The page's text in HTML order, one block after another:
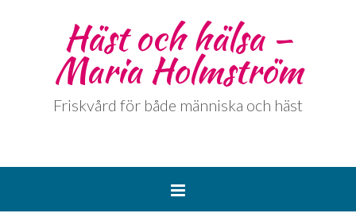
Häst och hälsa –
Maria Holmström
Friskvård för både människa och häst